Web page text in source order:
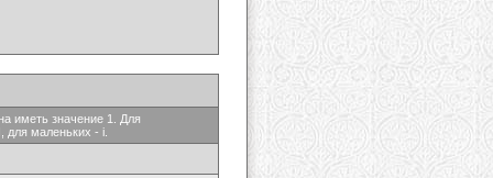
иметь значение 1. Для
маленьких - i.